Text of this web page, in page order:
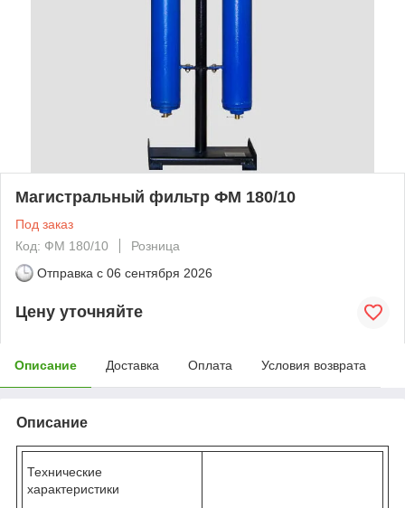
Магистральный фильтр ФМ 180/10
Под заказ
Код: ФМ 180/10
Розница
Отправка с 06 сентября 2026
Цену уточняйте
Описание Доставка Оплата Условия возврата
Описание
Технические
характеристики